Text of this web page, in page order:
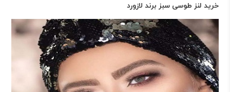
خرید لنز طوسی سبز برند لازورد